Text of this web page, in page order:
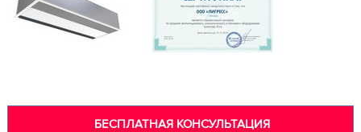
БЕСПЛАТНАЯ КОНСУЛЬТАЦИЯ